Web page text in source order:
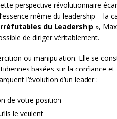
perspective révolutionnaire
même du leadership – la
du Leadership »,
de diriger véritablement.
ou manipulation. Elle se
basées sur la confiance et
l’évolution d’un leader :
de votre position
le veulent